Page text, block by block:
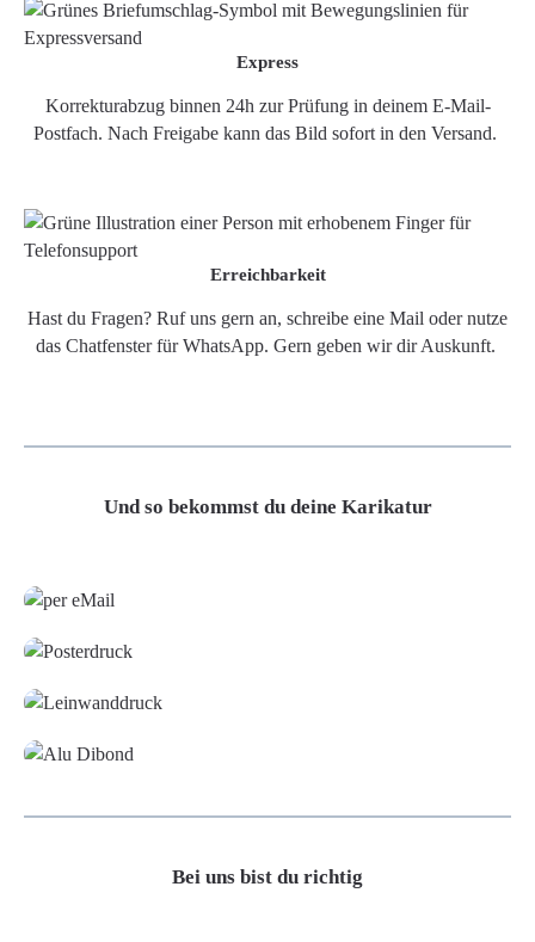
Express
Korrekturabzug binnen 24h zur Prüfung in deinem E-Mail-
Postfach. Nach Freigabe kann das Bild sofort in den Versand.
Erreichbarkeit
Hast du Fragen? Ruf uns gern an, schreibe eine Mail oder nutze
das Chatfenster für WhatsApp. Gern geben wir dir Auskunft.
Und so bekommst du deine Karikatur
Bei uns bist du richtig